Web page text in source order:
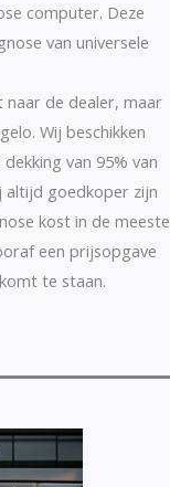
computer. Deze
van universele
naar de dealer, maar
Wij beschikken
van 95% van
altijd goedkoper zijn
kost in de meeste
een prijsopgave
te staan.